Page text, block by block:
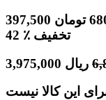
397,500 تومان
42
٪ تخفیف
3,975,000 ریال
این کالا نیست